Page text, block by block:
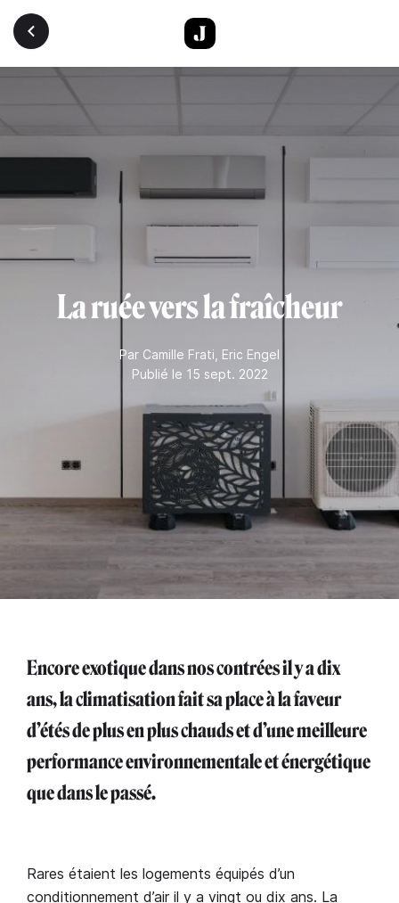
Aller au contenu principal
La ruée vers la fraîcheur
Par Camille Frati Eric Engel
Publié le 15 sept. 2022
Encore exotique dans nos contrées il y a dix
ans, la climatisation fait sa place à la faveur
d’étés de plus en plus chauds et d’une meilleure
performance environnementale et énergétique
que dans le passé.
Rares étaient les logements équipés d’un
conditionnement d’air il y a vingt ou dix ans. La